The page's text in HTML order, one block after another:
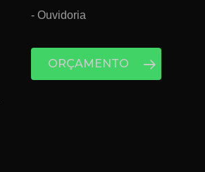
- Ouvidoria
ORÇAMENTO